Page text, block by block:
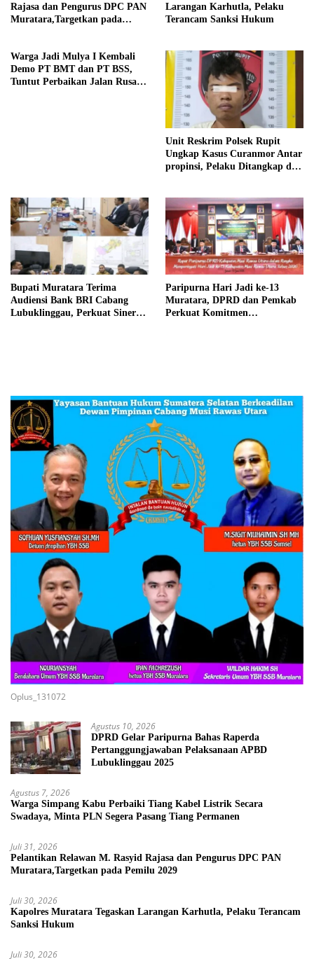
Rajasa dan Pengurus DPC PAN
Muratara,Targetkan pada
Larangan Karhutla, Pelaku
Terancam Sanksi Hukum
Warga Jadi Mulya I Kembali
Demo PT BMT dan PT BSS,
Tuntut Perbaikan Jalan Rusak
Unit Reskrim Polsek Rupit
Ungkap Kasus Curanmor Antar
propinsi, Pelaku Ditangkap di
Bupati Muratara Terima
Audiensi Bank BRI Cabang
Lubuklinggau, Perkuat Sinergi
Paripurna Hari Jadi ke-13
Muratara, DPRD dan Pemkab
Perkuat Komitmen
Oplus_131072
Agustus 10, 2026
DPRD Gelar Paripurna Bahas Raperda
Pertanggungjawaban Pelaksanaan APBD
Lubuklinggau 2025
Agustus 7, 2026
Warga Simpang Kabu Perbaiki Tiang Kabel Listrik Secara
Swadaya, Minta PLN Segera Pasang Tiang Permanen
Juli 31, 2026
Pelantikan Relawan M. Rasyid Rajasa dan Pengurus DPC PAN
Muratara,Targetkan pada Pemilu 2029
Juli 30, 2026
Kapolres Muratara Tegaskan Larangan Karhutla, Pelaku Terancam
Sanksi Hukum
Juli 30, 2026